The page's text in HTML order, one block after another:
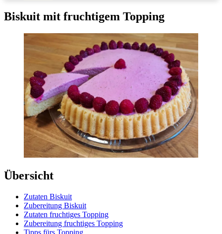
Biskuit mit fruchtigem Topping
Übersicht
Zutaten Biskuit
Zubereitung Biskuit
Zutaten fruchtiges Topping
Zubereitung fruchtiges Topping